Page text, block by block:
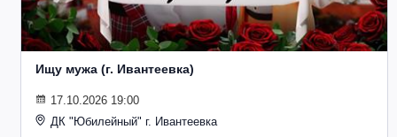
Ищу мужа (г. Ивантеевка)
17.10.2026 19:00
ДК "Юбилейный" г. Ивантеевка